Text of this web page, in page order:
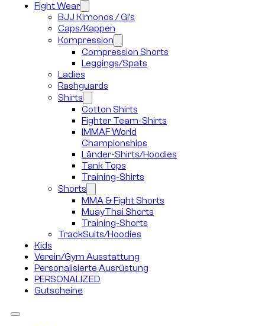
Fight Wear
BJJ Kimonos / Gi’s
Caps/Kappen
Kompression
Compression Shorts
Leggings/Spats
Ladies
Rashguards
Shirts
Cotton Shirts
Fighter Team-Shirts
IMMAF World
Championships
Länder-Shirts/Hoodies
Tank Tops
Training-Shirts
Shorts
MMA & Fight Shorts
MuayThai Shorts
Training-Shorts
TrackSuits/Hoodies
Kids
Verein/Gym Ausstattung
Personalisierte Ausrüstung
PERSONALIZED
Gutscheine